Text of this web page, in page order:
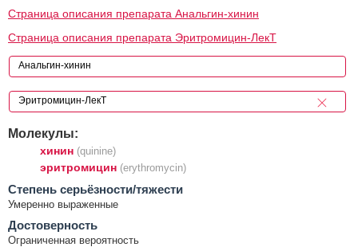
Страница описания препарата Анальгин-хинин
Страница описания препарата Эритромицин-ЛекТ
Молекулы:
хинин (quinine)
эритромицин (erythromycin)
Cтепень серьёзности/тяжести
Умеренно выраженные
Достоверность
Ограниченная вероятность